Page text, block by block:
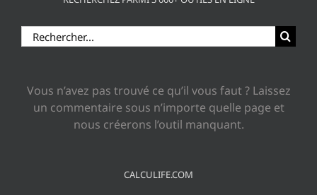
Rechercher:
Vous n’avez pas trouvé ce qu’il vous faut ? Laissez
un commentaire sous n’importe quelle page et
nous créerons l’outil manquant.
CALCULIFE.COM